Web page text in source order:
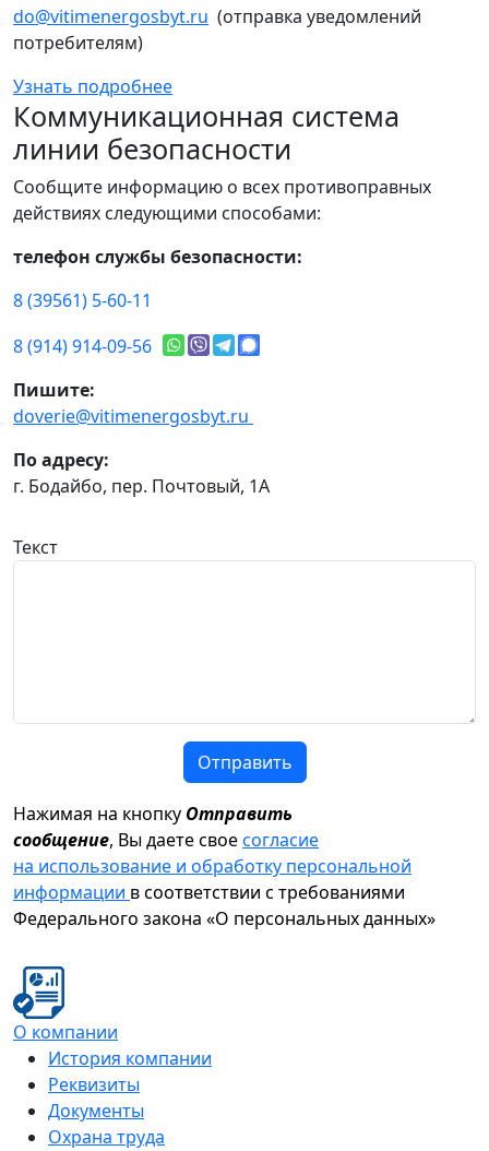
do@vitimenergosbyt.ru (отправка уведомлений
потребителям)
Узнать подробнее
Коммуникационная система
линии безопасности
Сообщите информацию о всех противоправных
действиях следующими способами:
телефон службы безопасности:
8 (39561) 5-60-11
8 (914) 914-09-56
Пишите:
doverie@vitimenergosbyt.ru
По адресу:
г. Бодайбо, пер. Почтовый, 1А
Текст
Отправить
Нажимая на кнопку Отправить
сообщение, Вы даете своесогласие
на использование и обработку персональной
информации в соответствии с требованиями
Федерального закона «О персональных данных»
О компании
История компании
Реквизиты
Документы
Охрана труда